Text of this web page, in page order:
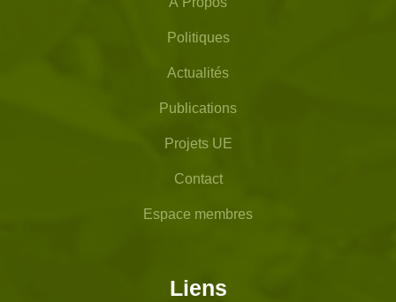
Politiques
Actualités
Publications
Projets UE
Contact
Espace membres
Liens